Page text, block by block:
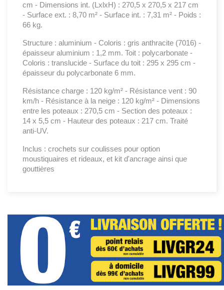
cm - Dimensions int. (LxlxH) : 270,5 x 270,5 x 217 cm
- Surface ext. : 8,70 m² - Surface int. : 7,31 m² - Poids :
66 kg.
Structure : aluminium - Coloris : gris anthracite (7016) -
épaisseur aluminium : 1,2 mm. Toit : polycarbonate -
Coloris : translucide - Surface du toit : 295 x 295 cm -
épaisseur du polycarbonate 6 mm.
Résistance charge : 120 kg/m² - Résistance vent : 90
km/h - Résistance à la neige : 120 kg/m² - Dimensions
entre les poteaux : 270,5 cm - Section des poteaux :
14 x 5,5 cm - Hauteur des poteaux : 217 cm. Traité
anti-UV.
Inclus : crochets sur coulisses pour option
moustiquaires et rideaux, et kit d'ancrage ainsi que
gouttières